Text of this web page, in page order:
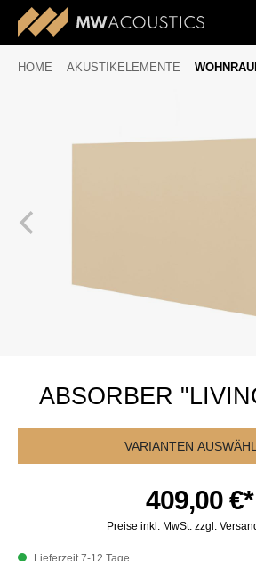
HOME AKUSTIKELEMENTE
ABSORBER
VARIANTEN
409,00 €*
Preise inkl. MwSt. zzgl.
Lieferzeit 7-12 Tage